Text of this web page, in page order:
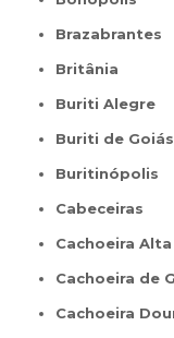
Brazabrantes
Britânia
Buriti Alegre
Buriti de Goiás
Buritinópolis
Cabeceiras
Cachoeira Alta
Cachoeira de
Cachoeira